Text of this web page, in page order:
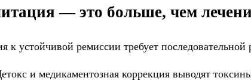
— это больше, чем
к устойчивой ремиссии требует
и медикаментозная коррекция выводят